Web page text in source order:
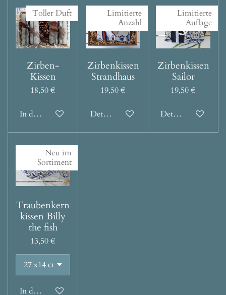
Toller Duft
Zirben-
Kissen
18,50 €
In den Warenkorb
Limitierte
Anzahl
Zirbenkissen
Strandhaus
19,50 €
Details anzeigen
Limitierte
Auflage
Zirbenkissen
Sailor
19,50 €
Details anzeigen
Neu im
Sortiment
Traubenkern
kissen Billy
the fish
13,50 €
In den Warenkorb